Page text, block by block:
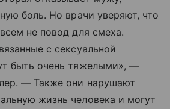
боль. Но врачи уверяют, что
не повод для смеха.
с сексуальной
быть очень тяжелыми», —
— Также они нарушают
жизнь человека и могут